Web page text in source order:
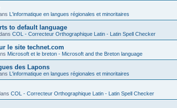
L'informatique en langues régionales et minoritaires
to default language
COL - Correcteur Orthographique Latin - Latin Spell Checker
le site technet.com
Microsoft et le breton - Microsoft and the Breton language
des Lapons
L'informatique en langues régionales et minoritaires
COL - Correcteur Orthographique Latin - Latin Spell Checker